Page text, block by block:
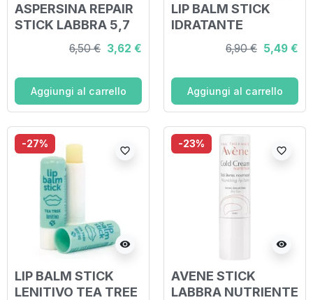
ASPERSINA REPAIR
STICK LABBRA 5,7
6,50 € 3,62 €
Aggiungi al carrello
LIP BALM STICK
IDRATANTE
CALENDULA 4,5 ML
6,90 € 5,49 €
Aggiungi al carrello
-27%
visibility
favorite_border
LIP BALM STICK
LENITIVO TEA TREE
-23%
visibility
favorite_border
AVENE STICK
LABBRA NUTRIENTE